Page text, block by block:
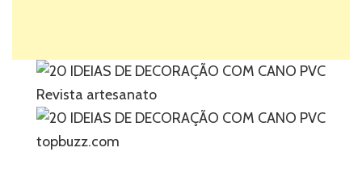
Revista artesanato
topbuzz.com